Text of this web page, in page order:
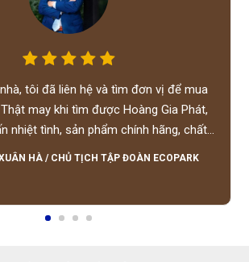
tôi đã liên hệ và tìm đơn vị để mua
may khi tìm được Hoàng Gia Phát,
nhiệt tình, sản phẩm chính hãng, chất
tốt, giá hợp lý, hỗ trợ tận tình.
HÀ / CHỦ TỊCH TẬP ĐOÀN ECOPARK